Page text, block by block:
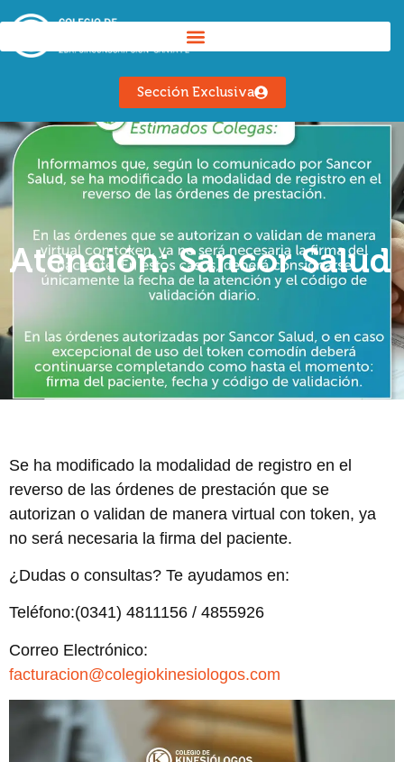
Sección Exclusiva
Atención: Sancor Salud
Se ha modificado la modalidad de registro en el
reverso de las órdenes de prestación que se
autorizan o validan de manera virtual con token, ya
no será necesaria la firma del paciente.
¿Dudas o consultas? Te ayudamos en:
Teléfono:(0341) 4811156 / 4855926
Correo Electrónico:
facturacion@colegiokinesiologos.com